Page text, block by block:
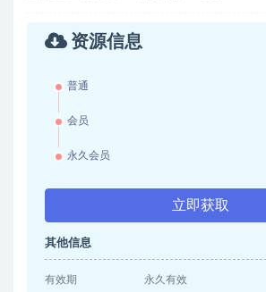
资源信息
普通
会员
永久会员
立即获取
其他信息
有效期 永久有效